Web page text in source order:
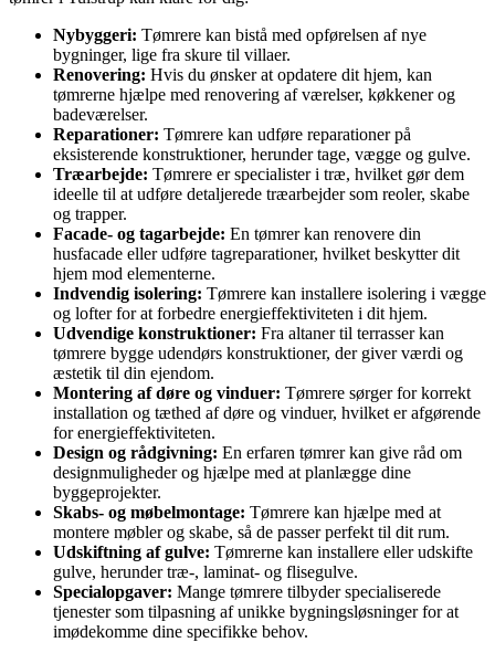
Nybyggeri: Tømrere kan bistå med opførelsen af nye
bygninger, lige fra skure til villaer.
Renovering: Hvis du ønsker at opdatere dit hjem, kan
tømrerne hjælpe med renovering af værelser, køkkener og
badeværelser.
Reparationer: Tømrere kan udføre reparationer på
eksisterende konstruktioner, herunder tage, vægge og gulve.
Træarbejde: Tømrere er specialister i træ, hvilket gør dem
ideelle til at udføre detaljerede træarbejder som reoler, skabe
og trapper.
Facade- og tagarbejde: En tømrer kan renovere din
husfacade eller udføre tagreparationer, hvilket beskytter dit
hjem mod elementerne.
Indvendig isolering: Tømrere kan installere isolering i vægge
og lofter for at forbedre energieffektiviteten i dit hjem.
Udvendige konstruktioner: Fra altaner til terrasser kan
tømrere bygge udendørs konstruktioner, der giver værdi og
æstetik til din ejendom.
Montering af døre og vinduer: Tømrere sørger for korrekt
installation og tæthed af døre og vinduer, hvilket er afgørende
for energieffektiviteten.
Design og rådgivning: En erfaren tømrer kan give råd om
designmuligheder og hjælpe med at planlægge dine
byggeprojekter.
Skabs- og møbelmontage: Tømrere kan hjælpe med at
montere møbler og skabe, så de passer perfekt til dit rum.
Udskiftning af gulve: Tømrerne kan installere eller udskifte
gulve, herunder træ-, laminat- og flisegulve.
Specialopgaver: Mange tømrere tilbyder specialiserede
tjenester som tilpasning af unikke bygningsløsninger for at
imødekomme dine specifikke behov.